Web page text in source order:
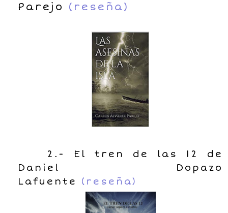
Parejo (reseña)
2.- El tren de las 12 de
Daniel Dopazo
Lafuente (reseña)